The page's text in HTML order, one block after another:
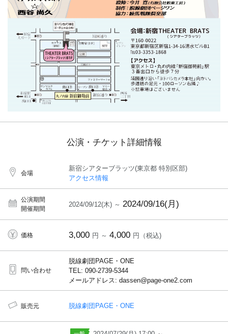
公演・チケット詳細情報
会場
新宿シアターブラッツ(東京都 特別区部)
アクセス情報
公演期間
開催期間
2024/09/12(木) ～ 2024/09/16(月)
価格 3,000 円 ～ 4,000 円（税込)
問い合わせ
脱線劇団PAGE・ONE
TEL: 090-2739-5344
メールアドレス: dassen@page-one2.com
販売元 脱線劇団PAGE・ONE